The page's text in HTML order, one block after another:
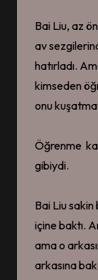
Bai Liu, az
av
hatırladı.
kimseden
onu
Öğrenme
gibiydi.
Bai Liu
içine baktı.
ama o
arkasına